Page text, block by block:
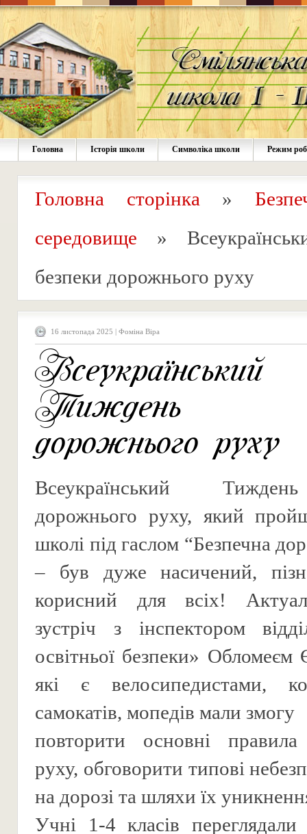
Головна Історія школи Символіка школи Режим
Головна сторінка »
середовище »
безпеки дорожнього руху
16 листопада 2025 | Фоміна Віра
Всеукраїнський
Тиждень
дорожнього руху
Всеукраїнський
дорожнього руху, який
школі під гаслом “Безпечна
– був дуже насичений,
корисний для всіх!
зустріч з інспектором
освітньої безпеки» Обломеєм
які є велосипедистами,
самокатів, мопедів мали змогу
повторити основні
руху, обговорити типові
на дорозі та шляхи їх
Учні 1-4 класів переглядали